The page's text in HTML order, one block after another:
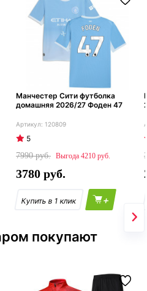
Манчестер Сити футболка
домашняя 2026/27 Фоден 47
120809
5
7990
4210
3780
+
покупают